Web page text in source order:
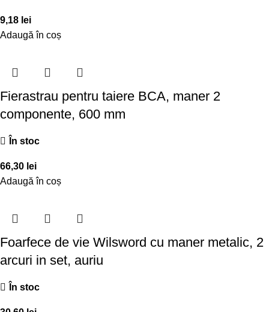
9,18 lei
Adaugă în coș
Fierastrau pentru taiere BCA, maner 2
componente, 600 mm
În stoc
66,30 lei
Adaugă în coș
Foarfece de vie Wilsword cu maner metalic, 2
arcuri in set, auriu
În stoc